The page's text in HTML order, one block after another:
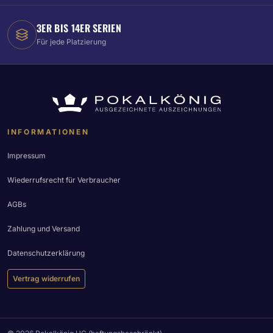
3ER BIS 14ER SERIEN
Für jede Platzierung
INFORMATIONEN
Impressum
Wiederrufsrecht für Verbraucher
AGBs
Zahlung und Versand
Datenschutzerklärung
Vertrag widerrufen